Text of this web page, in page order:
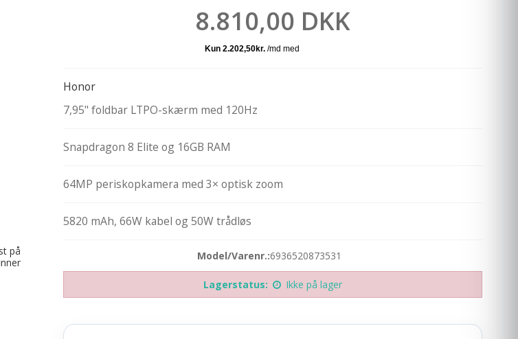
8.810,00 DKK
Honor
7,95" foldbar LTPO-skærm med 120Hz
Snapdragon 8 Elite og 16GB RAM
64MP periskopkamera med 3× optisk zoom
5820 mAh, 66W kabel og 50W trådløs
Model/Varenr.:6936520873531
Lagerstatus: Ikke på lager